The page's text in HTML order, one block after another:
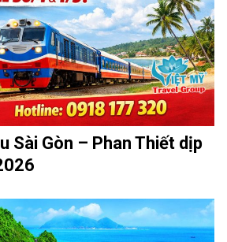
Sài Gòn – Phan Thiết dịp